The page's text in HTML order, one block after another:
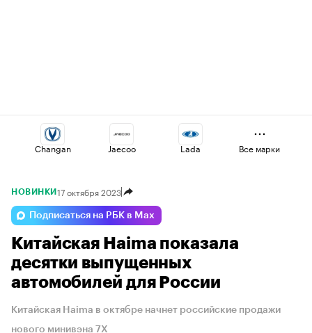
Changan Jaecoo Lada
Esteo Omoda
Geely Volga Haval
Все марки
НОВИНКИ 17 октября 2023
Подписаться на РБК в Max
Китайская Haima показала
десятки выпущенных
автомобилей для России
Китайская Haima в октябре начнет российские продажи
нового минивэна 7X